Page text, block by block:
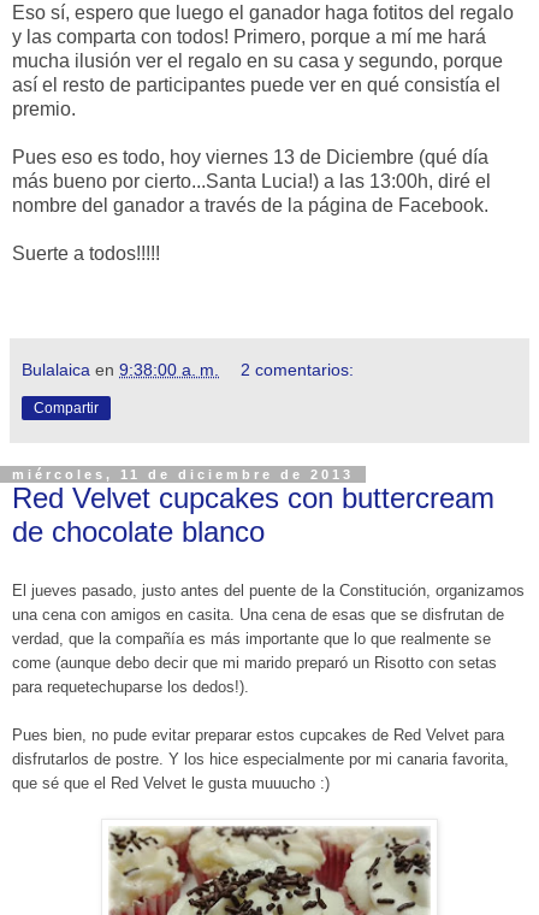
Eso sí, espero que luego el ganador haga fotitos del regalo
y las comparta con todos! Primero, porque a mí me hará
mucha ilusión ver el regalo en su casa y segundo, porque
así el resto de participantes puede ver en qué consistía el
premio.
Pues eso es todo, hoy viernes 13 de Diciembre (qué día
más bueno por cierto...Santa Lucia!) a las 13:00h, diré el
nombre del ganador a través de la página de Facebook.
Suerte a todos!!!!!
Bulalaica en 9:38:00 a. m. 2 comentarios:
Compartir
miércoles, 11 de diciembre de 2013
Red Velvet cupcakes con buttercream
de chocolate blanco
El jueves pasado, justo antes del puente de la Constitución, organizamos
una cena con amigos en casita. Una cena de esas que se disfrutan de
verdad, que la compañía es más importante que lo que realmente se
come (aunque debo decir que mi marido preparó un Risotto con setas
para requetechuparse los dedos!).
Pues bien, no pude evitar preparar estos cupcakes de Red Velvet para
disfrutarlos de postre. Y los hice especialmente por mi canaria favorita,
que sé que el Red Velvet le gusta muuucho :)